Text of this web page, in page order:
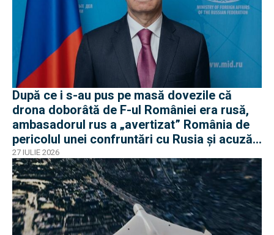
După ce i s-au pus pe masă dovezile că
drona doborâtă de F-ul României era rusă,
ambasadorul rus a „avertizat” România de
pericolul unei confruntări cu Rusia și acuză
o „înscenare propagandistă”
27 IULIE 2026